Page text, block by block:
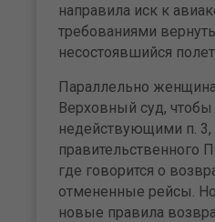
направила иск к
требованиями
несостоявшийся
Параллельно
Верховный суд, чтобы
недействующими п. 3,
правительственного
где говорится о
отмененные рейсы.
новые правила